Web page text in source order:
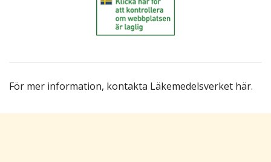
För mer information, kontakta Läkemedelsverket här.